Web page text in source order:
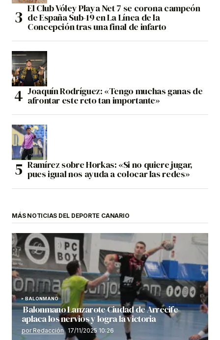
El Club Vóley Playa Net 7 se corona campeón
de España Sub-19 en La Línea de la
Concepción tras una final de infarto
Joaquín Rodríguez: «Tengo muchas ganas de
afrontar este reto tan importante»
Ramírez sobre Horkas: «Si no quiere jugar,
pues igual nos ayuda a colocar las redes»
MÁS NOTICIAS DEL DEPORTE CANARIO
BALONMANO
Balonmano Lanzarote Ciudad de Arrecife
aplaca los nervios y logra la victoria
por Redacción 17/11/2025 10:26